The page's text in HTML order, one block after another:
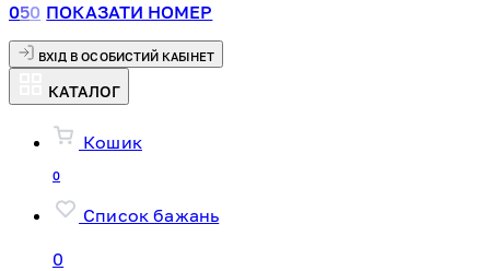
050 ПОКАЗАТИ НОМЕР
ВХІД В ОСОБИСТИЙ КАБІНЕТ
КАТАЛОГ
Кошик
0
Список бажань
0